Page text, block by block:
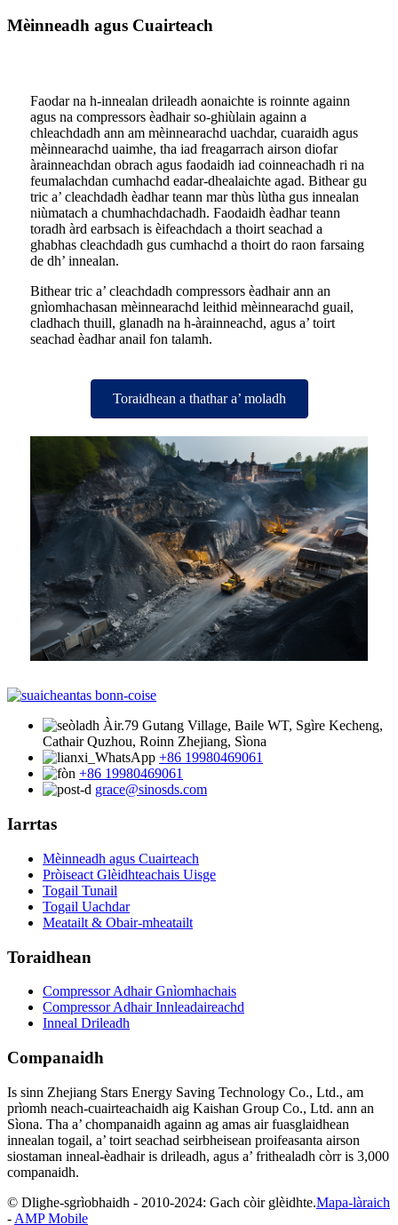
Mèinneadh agus Cuairteach
Faodar na h-innealan drileadh aonaichte is roinnte againn
agus na compressors èadhair so-ghiùlain againn a
chleachdadh ann am mèinnearachd uachdar, cuaraidh agus
mèinnearachd uaimhe, tha iad freagarrach airson diofar
àrainneachdan obrach agus faodaidh iad coinneachadh ri na
feumalachdan cumhachd eadar-dhealaichte agad. Bithear gu
tric a’ cleachdadh èadhar teann mar thùs lùtha gus innealan
niùmatach a chumhachdachadh. Faodaidh èadhar teann
toradh àrd earbsach is èifeachdach a thoirt seachad a
ghabhas cleachdadh gus cumhachd a thoirt do raon farsaing
de dh’ innealan.
Bithear tric a’ cleachdadh compressors èadhair ann an
gnìomhachasan mèinnearachd leithid mèinnearachd guail,
cladhach thuill, glanadh na h-àrainneachd, agus a’ toirt
seachad èadhar anail fon talamh.
Toraidhean a thathar a’ moladh
Àir.79 Gutang Village, Baile WT, Sgìre Kecheng,
Cathair Quzhou, Roinn Zhejiang, Sìona
+86 19980469061
+86 19980469061
grace@sinosds.com
Iarrtas
Mèinneadh agus Cuairteach
Pròiseact Glèidhteachais Uisge
Togail Tunail
Togail Uachdar
Meatailt & Obair-mheatailt
Toraidhean
Compressor Adhair Gnìomhachais
Compressor Adhair Innleadaireachd
Inneal Drileadh
Companaidh
Is sinn Zhejiang Stars Energy Saving Technology Co., Ltd., am
prìomh neach-cuairteachaidh aig Kaishan Group Co., Ltd. ann an
Sìona. Tha a’ chompanaidh againn ag amas air fuasglaidhean
innealan togail, a’ toirt seachad seirbheisean proifeasanta airson
siostaman inneal-èadhair is drileadh, agus a’ frithealadh còrr is 3,000
companaidh.
© Dlighe-sgrìobhaidh - 2010-2024: Gach còir glèidhte.Mapa-làraich
- AMP Mobile